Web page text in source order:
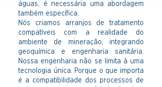
águas, é necessária uma abordagem
também específica.
Nós criamos arranjos de tratamento
compatíveis com a realidade do
ambiente de mineração, integrando
geoquímica e engenharia sanitária.
Nossa engenharia não se limita à uma
tecnologia única. Porque o que importa
é a compatibilidade dos processos de